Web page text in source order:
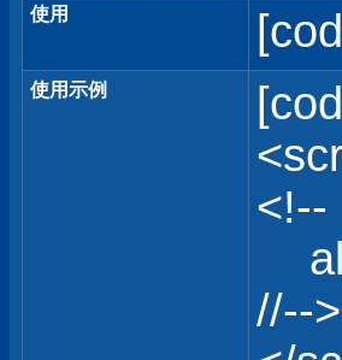
使用
使用示例
<!--
//-->